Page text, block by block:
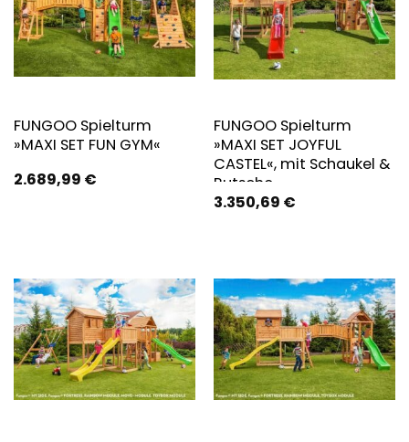
FUNGOO Spielturm
»MAXI SET FUN GYM«
2.689,99 €
FUNGOO Spielturm
»MAXI SET JOYFUL
CASTEL«, mit Schaukel &
Rutsche,
Klettererweiterung,
3.350,69 €